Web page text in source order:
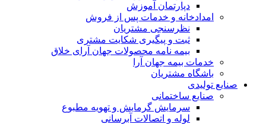
دپارتمان آموزش
امدادخانه و خدمات پس از فروش
نظرسنجی مشتریان
ثبت و پیگیری شکایت مشتری
بیمه نامه محصولات جهان آرای خلاق
خدمات بیمه جهان آرا
باشگاه مشتریان
صنایع تولیدی
صنایع ساختمانی
سرمایش گرمایش و تهویه مطبوع
لوله و اتصالات آبرسانی